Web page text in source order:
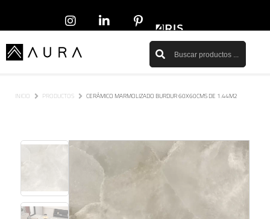
INICIO PRODUCTOS CERÁMICO MARMOLIZADO BURDUR 60X60CMS DE 1.44M2